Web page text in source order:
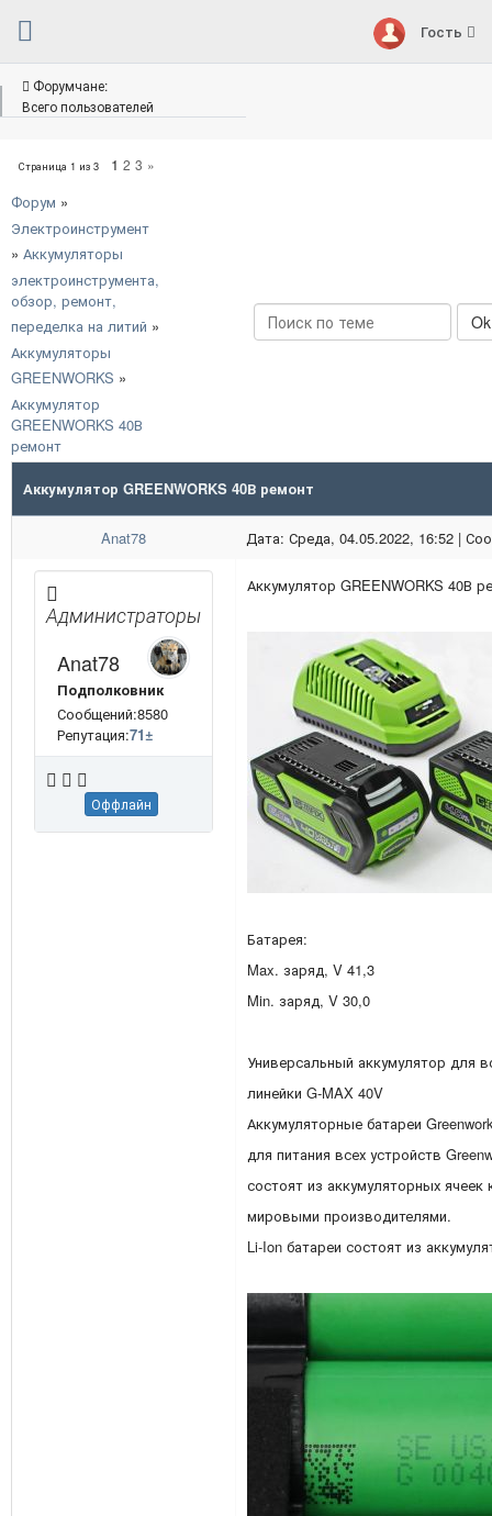
Гость
Форумчане:
Всего пользователей
Страница 1 из 3 1 2 3 »
Форум »
Электроинструмент
» Аккумуляторы
электроинструмента,
обзор, ремонт,
переделка на литий »
Аккумуляторы
GREENWORKS »
Аккумулятор
GREENWORKS 40В
ремонт
Аккумулятор GREENWORKS 40В ремонт
Anat78 Дата: Среда, 04.05.2022, 16:52 |
Администраторы
Anat78
Подполковник
Сообщений:8580
Репутация:71±
Оффлайн
Аккумулятор GREENWORKS 40В
Батарея:
Max. заряд, V 41,3
Min. заряд, V 30,0
Универсальный аккумулятор для
линейки G-MAX 40V
Аккумуляторные батареи
для питания всех устройств
состоят из аккумуляторных
мировыми производителями.
Li-Ion батареи состоят из